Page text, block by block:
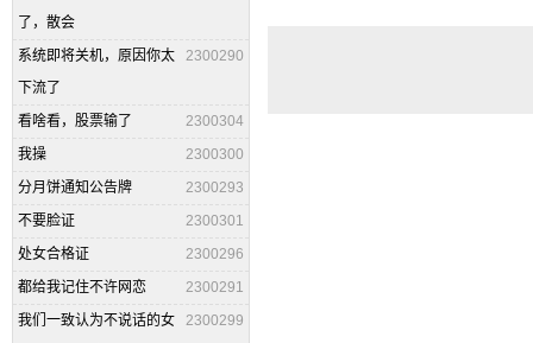
了，散会
2300290
系统即将关机，原因你太
下流了
2300304
看啥看，股票输了
2300300
我操
2300293
分月饼通知公告牌
2300301
不要脸证
2300296
处女合格证
2300291
都给我记住不许网恋
2300299
我们一致认为不说话的女